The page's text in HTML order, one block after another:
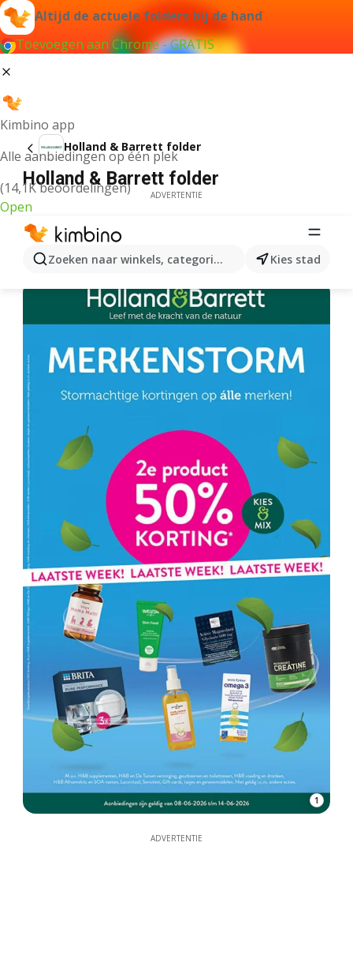
Altijd de actuele folders bij de hand
Toevoegen aan Chrome - GRATIS
Kimbino app
Alle aanbiedingen op één plek
(14,1K beoordelingen)
Open
Zoeken naar winkels, categorieën, producten...
Kies stad
Holland & Barrett folder
Holland & Barrett folder
ADVERTENTIE
1
ADVERTENTIE